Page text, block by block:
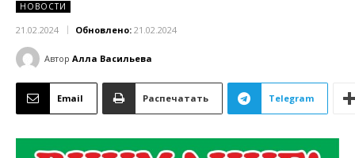
НОВОСТИ
21.02.2024 Обновлено: 21.02.2024
Автор Алла Васильева
Email Распечатать Telegram